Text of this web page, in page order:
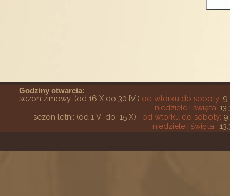
Godziny otwarcia:
sezon zimowy: (od 16 X do 30 IV ) od wtorku do soboty:
niedziele i święta:
sezon letni: (od 1 V do 15 X) od wtorku do soboty:
niedziele i święta: